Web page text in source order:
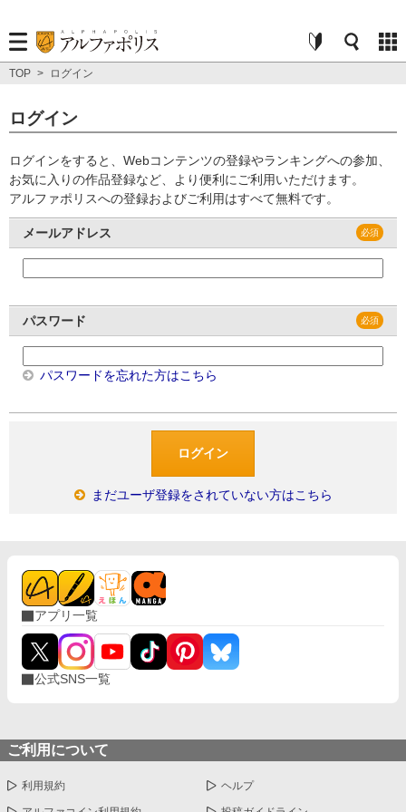
TOP > ログイン
ログイン
ログインをすると、Webコンテンツの登録やランキングへの参加、
お気に入りの作品登録など、より便利にご利用いただけます。
アルファポリスへの登録およびご利用はすべて無料です。
メールアドレス
パスワード
パスワードを忘れた方はこちら
まだユーザ登録をされていない方はこちら
アプリ一覧
公式SNS一覧
ご利用について
利用規約 ヘルプ